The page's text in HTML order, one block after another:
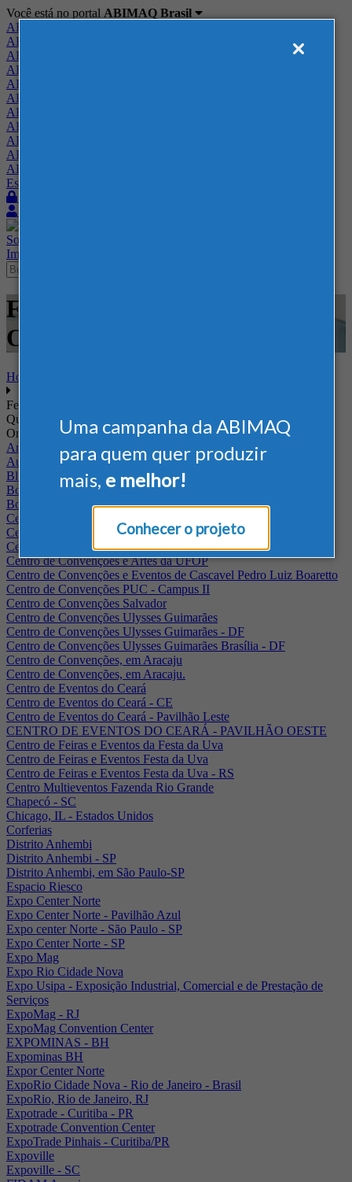
Uma campanha da ABIMAQ
para quem quer produzir
mais, e melhor!
Conhecer o projeto
Você está no portal ABIMAQ Brasil
ABIMAQ Brasil
ABIMAQ Minas Gerais
ABIMAQ Norte-Nordeste
ABIMAQ Paraná
ABIMAQ Piracicaba
ABIMAQ Ribeirão Preto
ABIMAQ Rio de Janeiro
ABIMAQ Rio Grande do Sul
ABIMAQ Santa Catarina
ABIMAQ São Paulo
ABIMAQ Vale do Paraíba
Escritório de Relações Governamentais
Sobre
Imprensa
Feiras - Expo Mag - Naval e
Offshore
Home
Feiras
Quando
Onde
Arena Jaguariuna
Auditório Albano Franco - FIEPA
Blumenau - SC
BolognaFiere
Boulevard Olimpico - RJ
Centro Internacional de Convenções do Brasil, em Brasília
Centro de Convenções - SE
Centro de Convenções de Pernambuco - PE
Centro de Convenções e Artes da UFOP
Centro de Convenções e Eventos de Cascavel Pedro Luiz Boaretto
Centro de Convenções PUC - Campus II
Centro de Convenções Salvador
Centro de Convenções Ulysses Guimarães
Centro de Convenções Ulysses Guimarães - DF
Centro de Convenções Ulysses Guimarães Brasília - DF
Centro de Convenções, em Aracaju
Centro de Convenções, em Aracaju.
Centro de Eventos do Ceará
Centro de Eventos do Ceará - CE
Centro de Eventos do Ceará - Pavilhão Leste
CENTRO DE EVENTOS DO CEARÁ - PAVILHÃO OESTE
Centro de Feiras e Eventos da Festa da Uva
Centro de Feiras e Eventos Festa da Uva
Centro de Feiras e Eventos Festa da Uva - RS
Centro Multieventos Fazenda Rio Grande
Chapecó - SC
Chicago, IL - Estados Unidos
Corferias
Distrito Anhembi
Distrito Anhembi - SP
Distrito Anhembi, em São Paulo-SP
Espacio Riesco
Expo Center Norte
Expo Center Norte - Pavilhão Azul
Expo center Norte - São Paulo - SP
Expo Center Norte - SP
Expo Mag
Expo Rio Cidade Nova
Expo Usipa - Exposição Industrial, Comercial e de Prestação de
Serviços
ExpoMag - RJ
ExpoMag Convention Center
EXPOMINAS - BH
Expominas BH
Expor Center Norte
ExpoRio Cidade Nova - Rio de Janeiro - Brasil
ExpoRio, Rio de Janeiro, RJ
Expotrade - Curitiba - PR
Expotrade Convention Center
ExpoTrade Pinhais - Curitiba/PR
Expoville
Expoville - SC